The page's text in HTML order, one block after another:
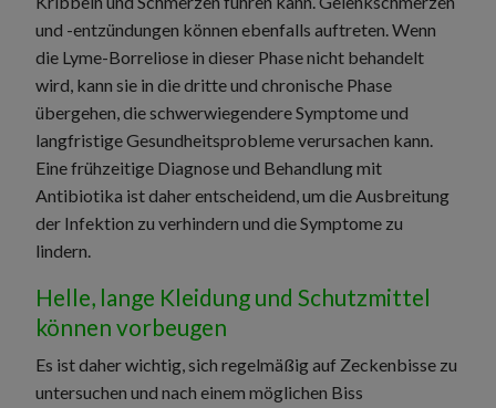
und -entzündungen können ebenfalls auftreten. Wenn
die Lyme-Borreliose in dieser Phase nicht behandelt
wird, kann sie in die dritte und chronische Phase
übergehen, die schwerwiegendere Symptome und
langfristige Gesundheitsprobleme verursachen kann.
Eine frühzeitige Diagnose und Behandlung mit
Antibiotika ist daher entscheidend, um die Ausbreitung
der Infektion zu verhindern und die Symptome zu
lindern.
Helle, lange Kleidung und Schutzmittel
können vorbeugen
Es ist daher wichtig, sich regelmäßig auf Zeckenbisse zu
untersuchen und nach einem möglichen Biss